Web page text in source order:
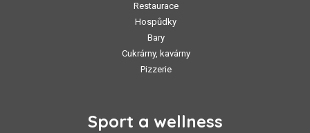
Restaurace
Hospůdky
Bary
Cukrárny, kavárny
Pizzerie
Sport a wellness